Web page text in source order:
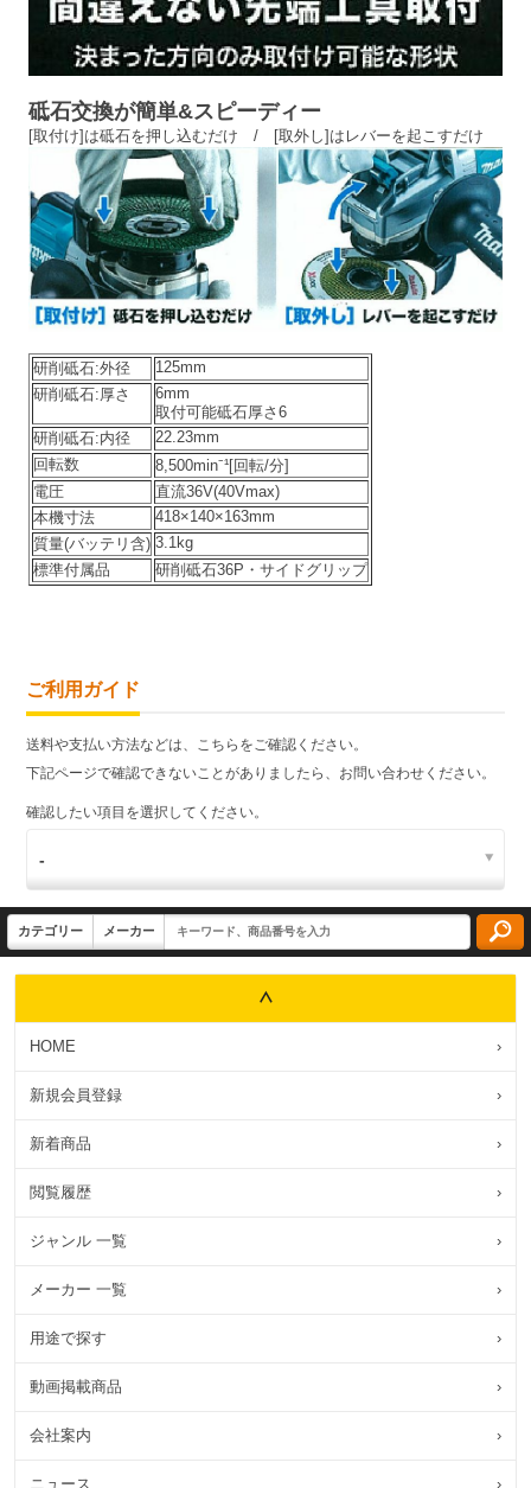
砥石交換が簡単&スピーディー
[取付け]は砥石を押し込むだけ / [取外し]はレバーを起こすだけ
研削砥石:外径
125mm
研削砥石:厚さ
6mm
取付可能砥石厚さ6
研削砥石:内径
22.23mm
回転数
8,500min⁻¹[回転/分]
電圧
直流36V(40Vmax)
本機寸法
418×140×163mm
質量(バッテリ含) 3.1kg
標準付属品
研削砥石36P・サイドグリップ
ご利用ガイド
送料や支払い方法などは、こちらをご確認ください。
下記ページで確認できないことがありましたら、お問い合わせください。
確認したい項目を選択してください。
HOME ›
新規会員登録 ›
新着商品 ›
閲覧履歴 ›
ジャンル 一覧 ›
メーカー 一覧 ›
用途で探す ›
動画掲載商品 ›
会社案内 ›
ニュース ›